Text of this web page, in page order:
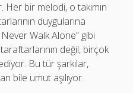
Her bir melodi, o takımın
duygularına
Walk Alone” gibi
değil, birçok
Bu tür şarkılar,
bile umut aşılıyor.